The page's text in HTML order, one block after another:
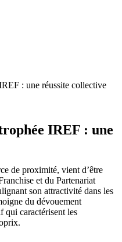
: une réussite collective
IREF : une
de proximité, vient d’être
et du Partenariat
son attractivité dans les
du dévouement
qui caractérisent les